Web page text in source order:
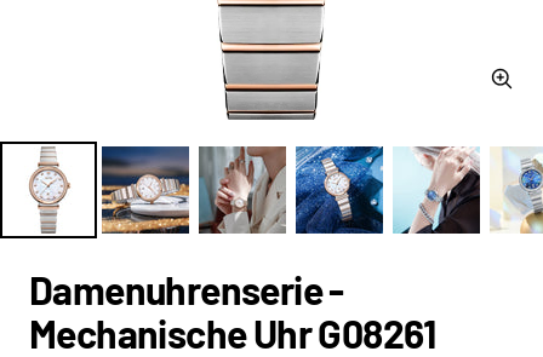
Zoom
Damenuhrenserie -
Mechanische Uhr G08261